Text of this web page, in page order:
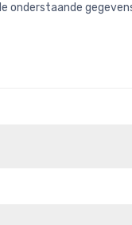
onderstaande